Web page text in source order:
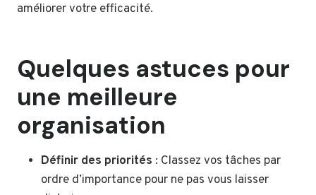
améliorer votre efficacité.
Quelques astuces pour
une meilleure
organisation
Définir des priorités : Classez vos tâches par
ordre d’importance pour ne pas vous laisser